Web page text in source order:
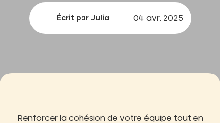
Écrit par Julia 04 avr. 2025
Renforcer la cohésion de votre équipe tout en